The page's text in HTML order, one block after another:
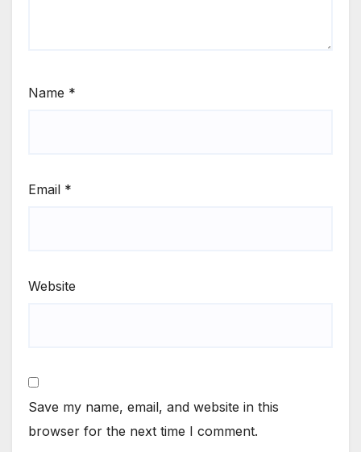
Name *
Email *
Website
Save my name, email, and website in this
browser for the next time I comment.